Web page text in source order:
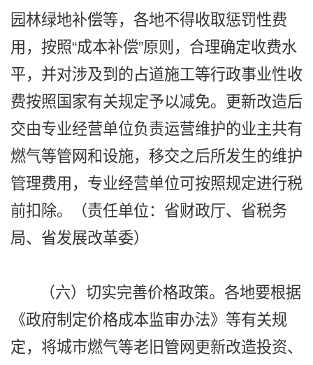
园林绿地补偿等，各地不得收取惩罚性费
用，按照“成本补偿”原则，合理确定收费水
平，并对涉及到的占道施工等行政事业性收
费按照国家有关规定予以减免。更新改造后
交由专业经营单位负责运营维护的业主共有
燃气等管网和设施，移交之后所发生的维护
管理费用，专业经营单位可按照规定进行税
前扣除。（责任单位：省财政厅、省税务
局、省发展改革委）
（六）切实完善价格政策。各地要根据
《政府制定价格成本监审办法》等有关规
定，将城市燃气等老旧管网更新改造投资、